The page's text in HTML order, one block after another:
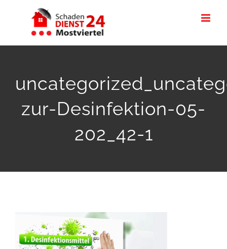
zur-Desinfektion-05-
202_42-1